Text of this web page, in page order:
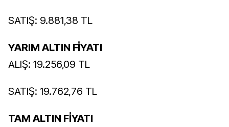
SATIŞ: 9.881,38 TL
YARIM ALTIN FİYATI
ALIŞ: 19.256,09 TL
SATIŞ: 19.762,76 TL
TAM ALTIN FİYATI